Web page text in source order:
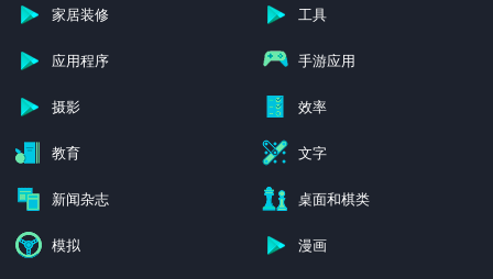
家居装修 工具
应用程序 手游应用
摄影 效率
教育 文字
新闻杂志 桌面和棋类
模拟 漫画